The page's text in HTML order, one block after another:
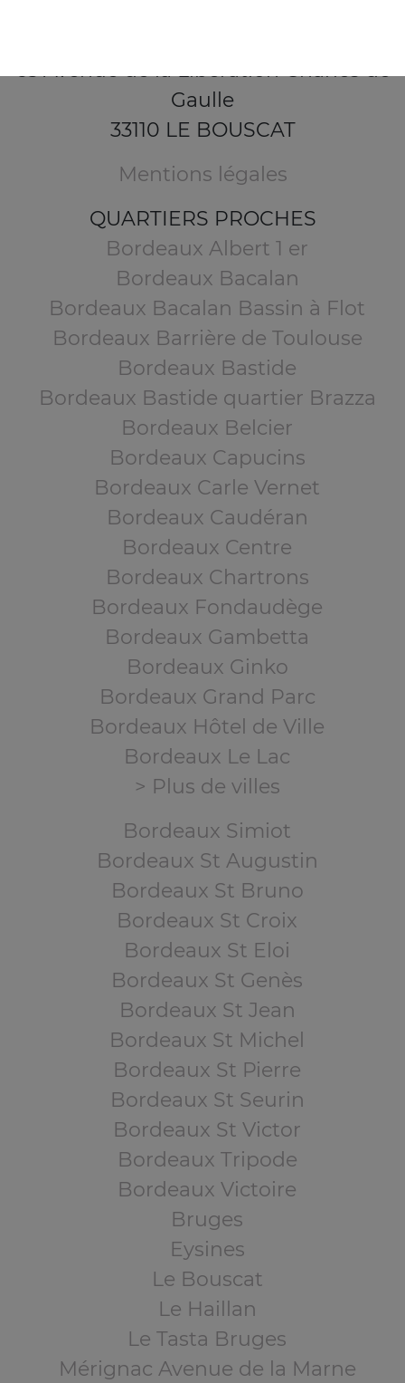
65 Avenue de la Libération Charles de
Gaulle
33110 LE BOUSCAT
Mentions légales
QUARTIERS PROCHES
Bordeaux Albert 1 er
Bordeaux Bacalan
Bordeaux Bacalan Bassin à Flot
Bordeaux Barrière de Toulouse
Bordeaux Bastide
Bordeaux Bastide quartier Brazza
Bordeaux Belcier
Bordeaux Capucins
Bordeaux Carle Vernet
Bordeaux Caudéran
Bordeaux Centre
Bordeaux Chartrons
Bordeaux Fondaudège
Bordeaux Gambetta
Bordeaux Ginko
Bordeaux Grand Parc
Bordeaux Hôtel de Ville
Bordeaux Le Lac
> Plus de villes
Bordeaux Simiot
Bordeaux St Augustin
Bordeaux St Bruno
Bordeaux St Croix
Bordeaux St Eloi
Bordeaux St Genès
Bordeaux St Jean
Bordeaux St Michel
Bordeaux St Pierre
Bordeaux St Seurin
Bordeaux St Victor
Bordeaux Tripode
Bordeaux Victoire
Bruges
Eysines
Le Bouscat
Le Haillan
Le Tasta Bruges
Mérignac Avenue de la Marne